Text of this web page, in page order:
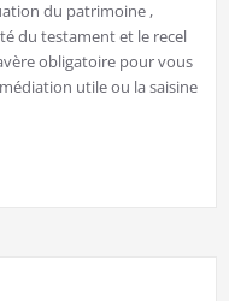
du patrimoine ,
du testament et le recel
obligatoire pour vous
utile ou la saisine